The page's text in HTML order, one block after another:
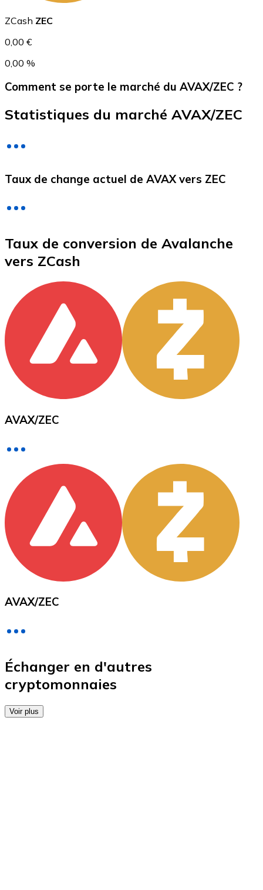
XRP
Achetez des cryptomonnaies en espèces et d'autres
Virement SEPA
Ajoutez des fonds à votre compte Bitnovo ou
Acheter avec virement bancaire
Carte de crédit / débit
Utilisez les cartes Visa et Mastercard pour acheter
Acheter avec carte
Boutique - Cartes
Aller à la boutique de cartes-cadeaux
ZCash ZEC
0,00 €
0,00 %
Comment se porte le marché du AVAX/ZEC ?
Statistiques du marché AVAX/ZEC
Taux de change actuel de AVAX vers ZEC
Taux de conversion de Avalanche
vers ZCash
AVAX/ZEC
AVAX/ZEC
Échanger en d'autres
cryptomonnaies
Voir plus